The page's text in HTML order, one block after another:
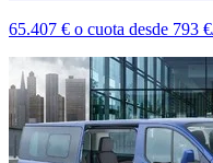
65.407 € o cuota desde 793